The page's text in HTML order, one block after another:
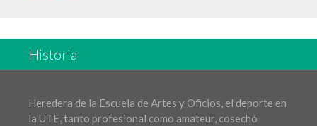
Historia
Heredera de la Escuela de Artes y Oficios, el deporte en
la UTE, tanto profesional como amateur, cosechó